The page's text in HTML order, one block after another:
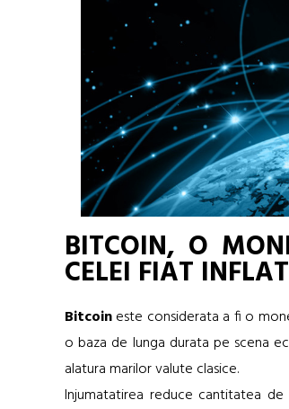
BITCOIN, O
CELEI FIAT
Bitcoineste considerata a fi o
o baza de lunga durata pe scena
alatura marilor valute clasice.
Injumatatirea reduce cantitatea de